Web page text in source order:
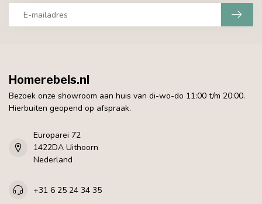
Homerebels.nl
Bezoek onze showroom aan huis van di-wo-do 11:00 t/m 20:00.
Hierbuiten geopend op afspraak.
Europarei 72
1422DA Uithoorn
Nederland
+31 6 25 24 34 35